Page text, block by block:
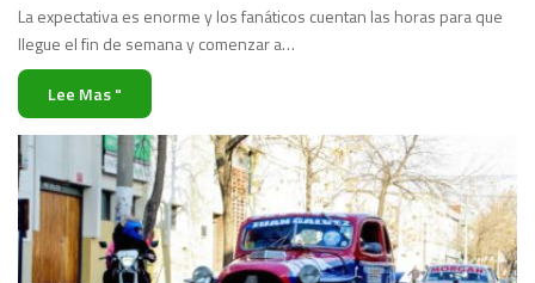
La expectativa es enorme y los fanáticos cuentan las horas para que
llegue el fin de semana y comenzar a…
Lee Mas "